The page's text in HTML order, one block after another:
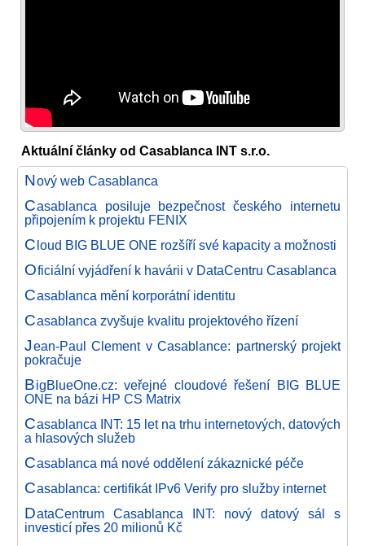
Aktuální články od Casablanca INT s.r.o.
Nový web Casablanca
Casablanca posiluje bezpečnost českého internetu
připojením k projektu FENIX
Cloud BIG BLUE ONE rozšíří své kapacity a možnosti
Oficiální vyjádření k havárii v DataCentru Casablanca
Casablanca mění korporátní identitu
Casablanca zvyšuje kvalitu projektového řízení
Jean-Paul Clement v Casablance: partnerský projekt
pokračuje
BigBlueOne.cz: veřejné cloudové řešení BIG BLUE
ONE na bázi HP CS Matrix
Casablanca INT: 15 let na trhu internetových, datových
a hlasových služeb
Casablanca má nové oddělení zákaznické péče
Casablanca: certifikát IPv6 Verify pro služby internet
DataCentrum Casablanca INT: nový datový sál s
investicí přes 20 milionů Kč